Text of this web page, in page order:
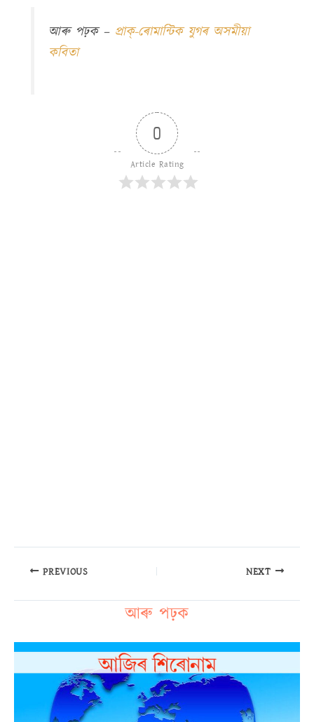
আৰু পঢ়ক – প্ৰাক্-ৰোমান্টিক যুগৰ অসমীয়া
কবিতা
0
Article Rating
PREVIOUS NEXT
আৰু পঢ়ক